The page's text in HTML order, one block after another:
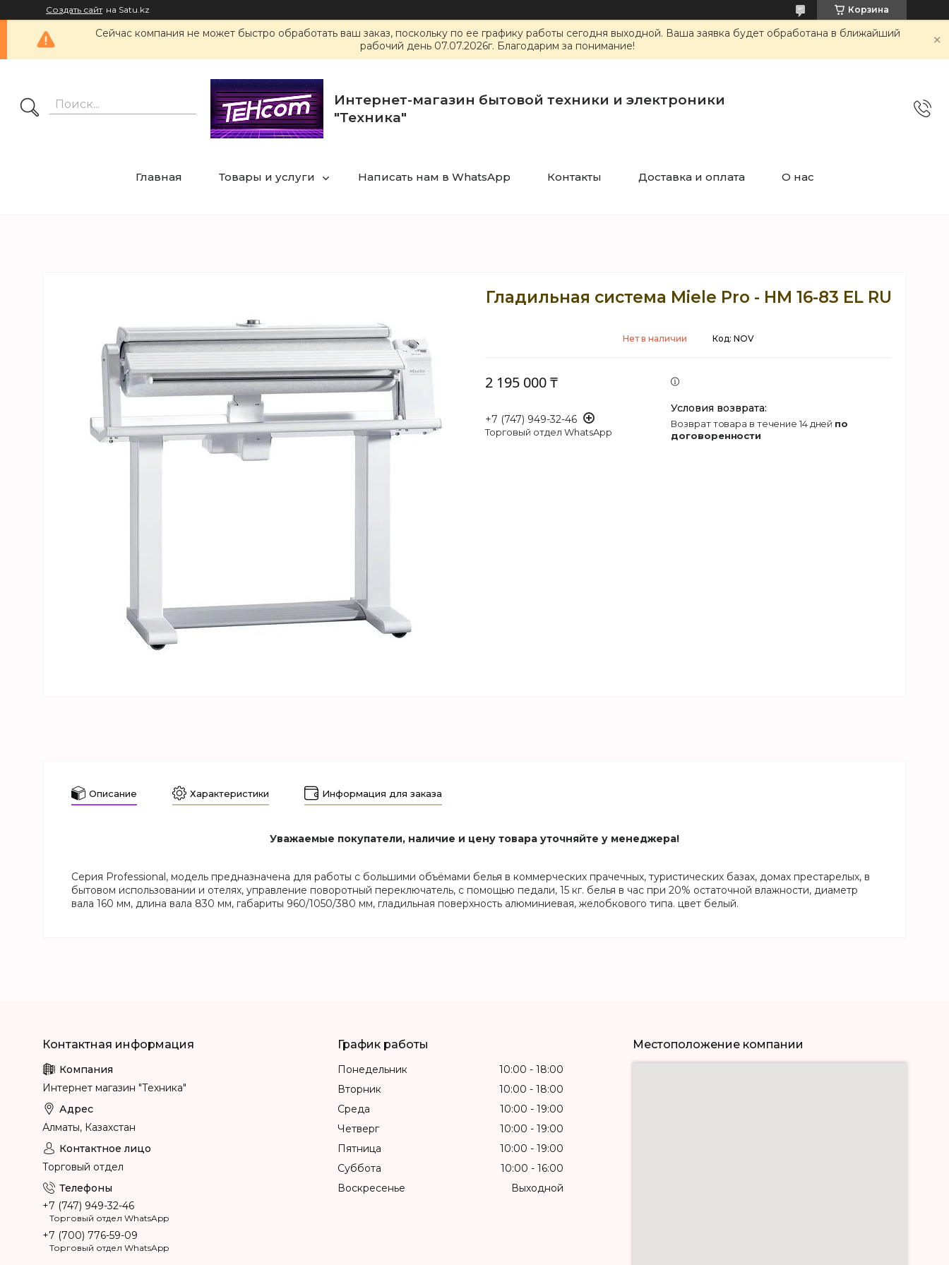
Создать сайт на Satu.kz Корзина
Сейчас компания не может быстро обработать ваш заказ, поскольку по ее графику работы сегодня выходной. Ваша заявка будет обработана в ближайший
рабочий день 07.07.2026г. Благодарим за понимание!
Интернет-магазин бытовой техники и электроники
"Техника"
Главная Товары и услуги Написать нам в WhatsApp Контакты Доставка и оплата О нас
Гладильная система Miele Pro - HM 16-83 EL RU
Нет в наличии Код: NOV
2 195 000 ₸
+7 (747) 949-32-46
Торговый отдел WhatsApp
возврат товара в течение 14 дней по
договоренности
Описание Характеристики Информация для заказа
Уважаемые покупатели, наличие и цену товара уточняйте у менеджера!
Серия Professional, модель предназначена для работы с большими объёмами белья в коммерческих прачечных, туристических базах, домах престарелых, в
бытовом использовании и отелях, управление поворотный переключатель, с помощью педали, 15 кг. белья в час при 20% остаточной влажности, диаметр
вала 160 мм, длина вала 830 мм, габариты 960/1050/380 мм, гладильная поверхность алюминиевая, желобкового типа. цвет белый.
Интернет магазин "Техника"
Алматы, Казахстан
Торговый отдел
+7 (747) 949-32-46
Торговый отдел WhatsApp
+7 (700) 776-59-09
Торговый отдел WhatsApp
График работы
Понедельник 10:00
18:00
Вторник
10:00
18:00
Среда
10:00
19:00
Четверг
10:00
19:00
Пятница
10:00
19:00
Суббота
10:00
16:00
Воскресенье
Выходной
Местоположение компании